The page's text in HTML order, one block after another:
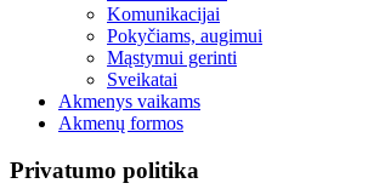
Komunikacijai
Pokyčiams, augimui
Mąstymui gerinti
Sveikatai
Akmenys vaikams
Akmenų formos
Privatumo politika